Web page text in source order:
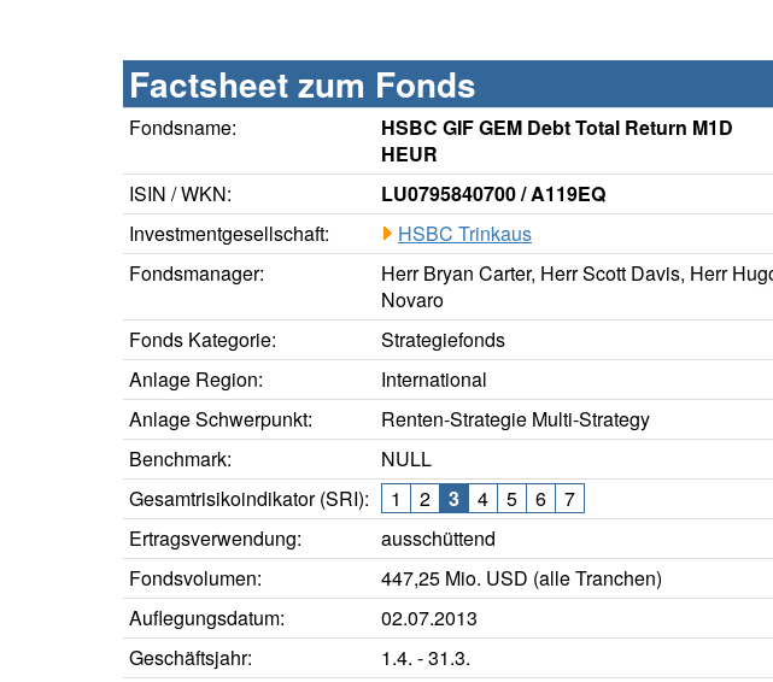
Factsheet zum Fonds
Fondsname:
HSBC GIF GEM Debt Total Return M1D
HEUR
ISIN / WKN:
LU0795840700 / A119EQ
Investmentgesellschaft:
HSBC Trinkaus
Fondsmanager:
Herr Bryan Carter, Herr Scott Davis, Herr
Novaro
Fonds Kategorie:
Strategiefonds
Anlage Region:
International
Anlage Schwerpunkt:
Renten-Strategie Multi-Strategy
Benchmark:
NULL
Gesamtrisikoindikator (SRI):
1 2 3 4 5 6
7
Ertragsverwendung:
ausschüttend
Fondsvolumen:
447,25 Mio. USD (alle Tranchen)
Auflegungsdatum:
02.07.2013
Geschäftsjahr:
1.4. - 31.3.